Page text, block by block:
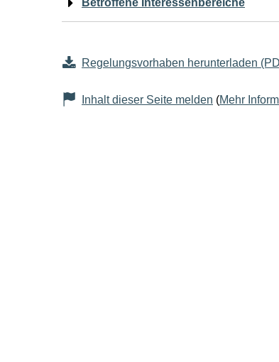
Seiteninhalt
Betroffene Interessenbereiche
Regelungsvorhaben herunterladen
Inhalt dieser Seite melden (Mehr